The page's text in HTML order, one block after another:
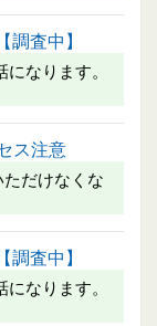
査中】
なります。
ス注意
ただけなくな
査中】
なります。